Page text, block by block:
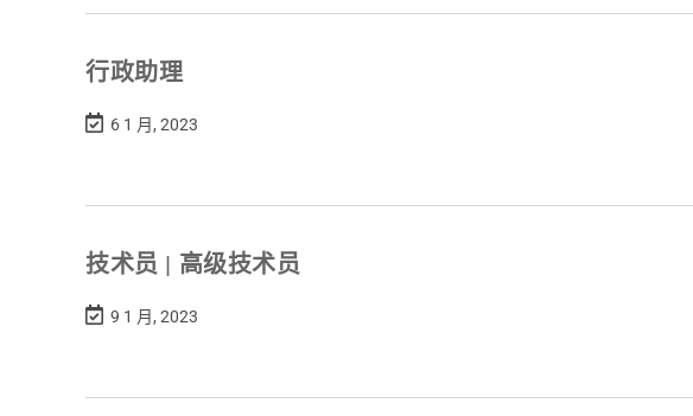
行政助理
6 1 月, 2023
技术员 | 高级技术员
9 1 月, 2023